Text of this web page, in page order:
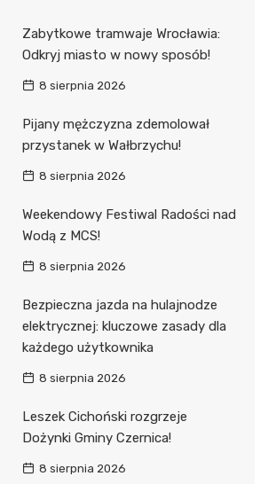
Zabytkowe tramwaje Wrocławia:
Odkryj miasto w nowy sposób!
8 sierpnia 2026
Pijany mężczyzna zdemolował
przystanek w Wałbrzychu!
8 sierpnia 2026
Weekendowy Festiwal Radości nad
Wodą z MCS!
8 sierpnia 2026
Bezpieczna jazda na hulajnodze
elektrycznej: kluczowe zasady dla
każdego użytkownika
8 sierpnia 2026
Leszek Cichoński rozgrzeje
Dożynki Gminy Czernica!
8 sierpnia 2026